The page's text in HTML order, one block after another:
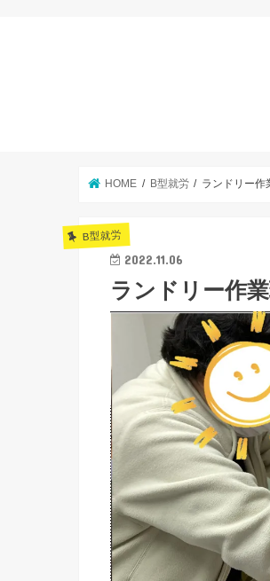
HOME B型就労 ランドリー作
B型就労
2022.11.06
ランドリー作